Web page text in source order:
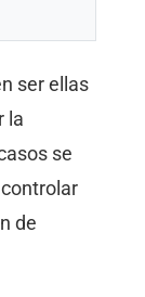
ser ellas
la
se
de